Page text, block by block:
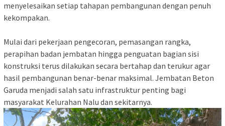
menyelesaikan setiap tahapan pembangunan dengan penuh
kekompakan.
Mulai dari pekerjaan pengecoran, pemasangan rangka,
perapihan badan jembatan hingga penguatan bagian sisi
konstruksi terus dilakukan secara bertahap dan terukur agar
hasil pembangunan benar-benar maksimal. Jembatan Beton
Garuda menjadi salah satu infrastruktur penting bagi
masyarakat Kelurahan Nalu dan sekitarnya.